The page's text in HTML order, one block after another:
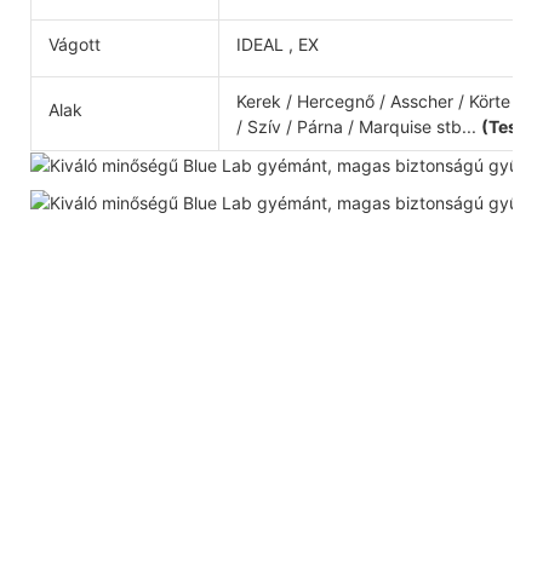
Vágott IDEAL , EX
Alak
Kerek / Hercegnő / Asscher / Körte /
/ Szív / Párna / Marquise stb...